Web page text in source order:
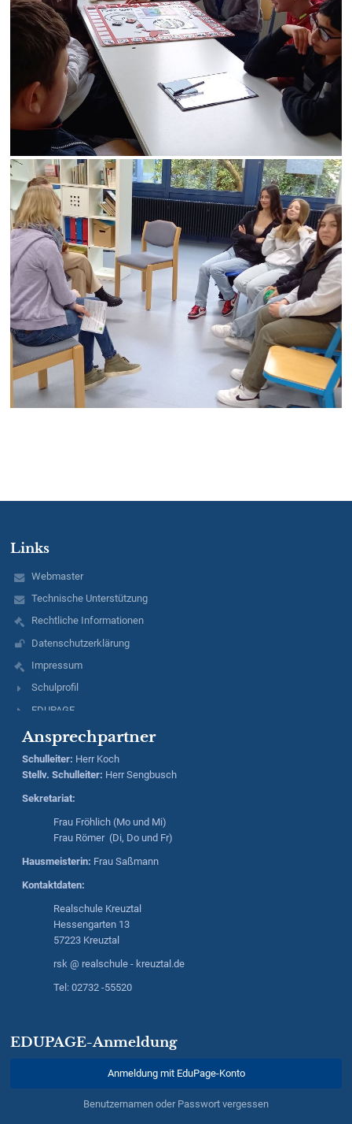
Links
Webmaster
Technische Unterstützung
Rechtliche Informationen
Datenschutzerklärung
Impressum
Schulprofil
EDUPAGE
Ansprechpartner
Schulleiter: Herr Koch
Stellv. Schulleiter: HerrSengbusch
Sekretariat:
Frau Fröhlich (Mo und Mi)
Frau Römer (Di, Do und Fr)
Hausmeisterin: Frau Saßmann
Kontaktdaten:
Realschule Kreuztal
Hessengarten 13
57223 Kreuztal
rsk @ realschule - kreuztal.de
Tel: 02732 -55520
EDUPAGE-Anmeldung
Anmeldung mit EduPage-Konto
Benutzernamen oder Passwort vergessen